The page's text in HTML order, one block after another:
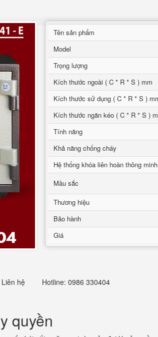
Tên sản phẩm
Model
Trọng lượng
Kích thước ngoài ( C * R * S ) mm
Kích thước sử dụng ( C * R * S )
Kích thước ngăn kéo ( C * R * S )
Tính năng
Khả năng chống cháy
Hệ thống khóa liên hoàn thông minh
Mầu sắc
Thương hiệu
Bảo hành
Giá
Liên hệ Hotline: 0986 330404
quyền